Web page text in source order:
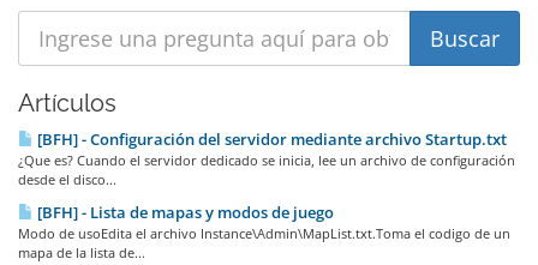
Artículos
[BFH] - Configuración del servidor mediante archivo Startup.txt
¿Que es? Cuando el servidor dedicado se inicia, lee un archivo de configuración
desde el disco...
[BFH] - Lista de mapas y modos de juego
Modo de usoEdita el archivo Instance\Admin\MapList.txt.Toma el codigo de un
mapa de la lista de...